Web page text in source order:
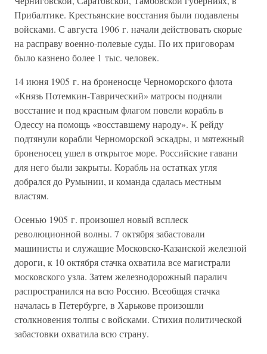
Прибалтике. Крестьянские восстания были подавлены
войсками. С августа 1906 г. начали действовать скорые
на расправу военно-полевые суды. По их приговорам
было казнено более 1 тыс. человек.
14 июня 1905 г. на броненосце Черноморского флота
«Князь Потемкин-Таврический» матросы подняли
восстание и под красным флагом повели корабль в
Одессу на помощь «восставшему народу». К рейду
подтянули корабли Черноморской эскадры, и мятежный
броненосец ушел в открытое море. Российские гавани
для него были закрыты. Корабль на остатках угля
добрался до Румынии, и команда сдалась местным
властям.
Осенью 1905 г. произошел новый всплеск
революционной волны. 7 октября забастовали
машинисты и служащие Московско-Казанской железной
дороги, к 10 октября стачка охватила все магистрали
московского узла. Затем железнодорожный паралич
распространился на всю Россию. Всеобщая стачка
началась в Петербурге, в Харькове произошли
столкновения толпы с войсками. Стихия политической
забастовки охватила всю страну.